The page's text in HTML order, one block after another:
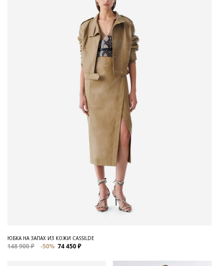
ЮБКА НА ЗАПАХ ИЗ КОЖИ CASSILDE
148 900 ₽ -50% 74 450 ₽